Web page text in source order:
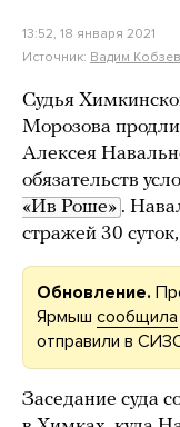
13:52, 18 января 2021
Источник: Вадим Кобзев
Судья
Морозова
Алексея
обязательств
«Ив Роше» .
стражей 30
Обновление.
Ярмыш сообщила
отправили в
Заседание суда